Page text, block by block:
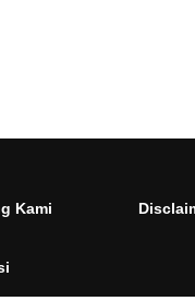
Kami